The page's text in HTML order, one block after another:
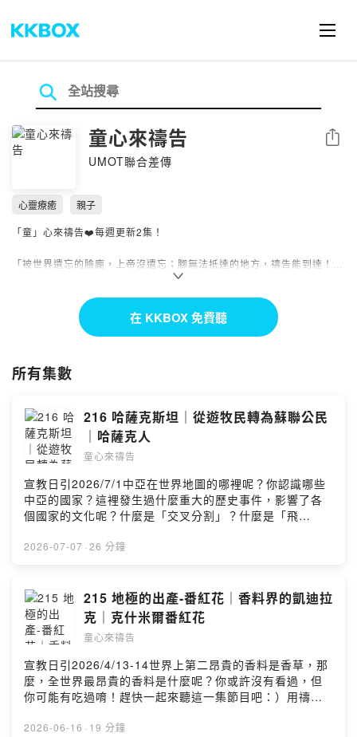
童心來禱告
UMOT聯合差傳
分享
心靈療癒
親子
「童」心來禱告❤️每週更新2集！
「被世界遺忘的臉龐，上帝沒遺忘；腳無法抵達的地方，禱告能到達！」
孩子們是禱告大軍！
將《宣教日引》內容轉換為孩子們可以理解的語言、文字，透過說故事的
方式幫助孩子們更容易認識禱告的族群。讓孩子們從小一起參與在宣教禱
《宣教日引》禱告季刊發行廣及全球華人，25 年來每天介紹一個福音未
【貝殼姊姊選物推薦🛒】
◆《新的一天》世界難民 兒童繪本著色本：
https://umot.group/product/newday/
◆宣教桌遊：https://umot.group/product/immissionary/
◆多國語言祝福紅包袋：https://umot.group/product/godblessu/
宣教日引電子版免費下載：
【收聽平台】
Spotify：
https://open.spotify.com/show/5kDVu6YYRzJI4LuuaEoPXu
KKBOX： https://bit.ly/praykids
Apple Podcast：https://apple.co/3TXgf2U
線上奉獻：https://umot.eoffering.org.tw/
在 KKBOX 免費聽
所有集數
216 哈薩克斯坦｜從遊牧民轉為蘇聯公民
｜哈薩克人
童心來禱告
宣教日引2026/7/1中亞在世界地圖的哪裡呢？你認識哪些
中亞的國家？這裡發生過什麼重大的歷史事件，影響了各
個國家的文化呢？什麼是「交叉分割」？什麼是「飛
透過為世界不同群體禱告，讓孩子們從小就能夠認識上帝
https://umot.group/product/newday/🌍繁體中文｜世界
地圖掛布🛒：https://umot.group/product/worldmap/🧩
「假如我是宣教士」宣教桌遊：
https://umot.group/product/immissionary/🧧多國語言
祝福紅包袋：https://umot.group/product/godblessu/
【訂閱宣教日引】每天介紹一個未得之民，並為其代禱！
宣教日引電子版免費下載：https://www.cross-
roads.org/mp-pdf.php宣教日引紙本免費訂閱：
https://reurl.cc/R4ZbD【收聽平台】Apple Podcast：
2026-07-07 · 26 分鐘
215 地極的出產-番紅花｜香料界的凱迪拉
克｜克什米爾番紅花
童心來禱告
宣教日引2026/4/13-14世界上第二昂貴的香料是香草，那
麼，全世界最昂貴的香料是什麼呢？你或許沒有看過，但
你可能有吃過唷！趕快一起來聽這一集節目吧：）用禱告
夠認識上帝的心意，走在上帝的旨意當中！🎀貝殼姊姊選
2026-06-16 · 19 分鐘